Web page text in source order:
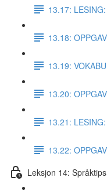
13.17:
13.18:
13.19:
13.20:
13.21:
13.22:
Leksjon 14: Språktips